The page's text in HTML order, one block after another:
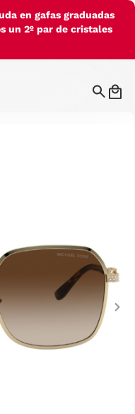
en gafas graduadas
un 2º par de cristales